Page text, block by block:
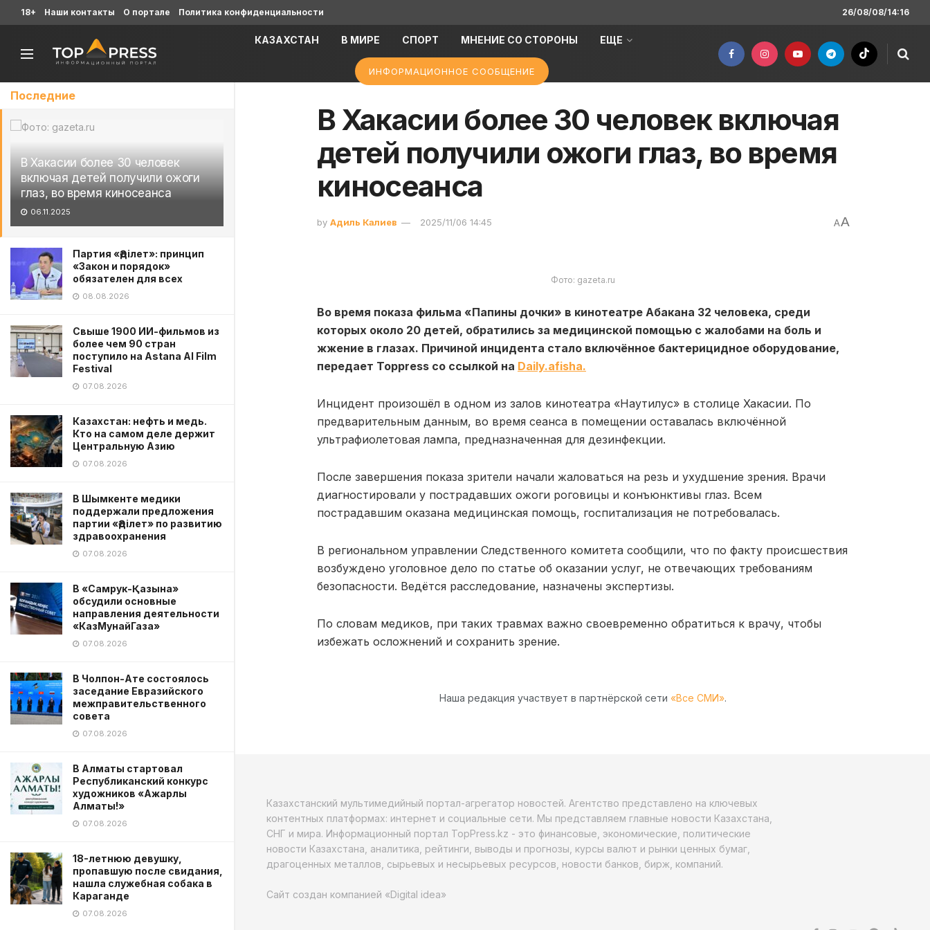
Последние
В Хакасии более 30 человек
включая детей получили ожоги
глаз, во время киносеанса
06.11.2025
Партия «Әділет»: принцип
«Закон и порядок»
обязателен для всех
08.08.2026
Свыше 1900 ИИ-фильмов из
более чем 90 стран
поступило на Astana AI Film
Festival
07.08.2026
Казахстан: нефть и медь.
Кто на самом деле держит
Центральную Азию
07.08.2026
В Шымкенте медики
поддержали предложения
партии «Әділет» по развитию
здравоохранения
07.08.2026
В «Самрук-Қазына»
обсудили основные
направления деятельности
«КазМунайГаза»
07.08.2026
В Чолпон-Ате состоялось
заседание Евразийского
межправительственного
совета
07.08.2026
В Алматы стартовал
Республиканский конкурс
художников «Ажарлы
Алматы!»
07.08.2026
18-летнюю девушку,
пропавшую после свидания,
нашла служебная собака в
Караганде
07.08.2026
18+ Наши контакты О портале Политика конфиденциальности 26/08/08/14:16
КАЗАХСТАН В МИРЕ СПОРТ МНЕНИЕ СО СТОРОНЫ ЕЩЕ
ИНФОРМАЦИОННОЕ СООБЩЕНИЕ
В Хакасии более 30 человек включая
детей получили ожоги глаз, во время
киносеанса
by Адиль Калиев 2025/11/06 14:45 AA
Фото: gazeta.ru
Во время показа фильма «Папины дочки» в кинотеатре Абакана 32 человека, среди
которых около 20 детей, обратились за медицинской помощью с жалобами на боль и
жжение в глазах. Причиной инцидента стало включённое бактерицидное оборудование,
передает Toppress со ссылкой на Daily.afisha.
Инцидент произошёл в одном из залов кинотеатра «Наутилус» в столице Хакасии. По
предварительным данным, во время сеанса в помещении оставалась включённой
ультрафиолетовая лампа, предназначенная для дезинфекции.
После завершения показа зрители начали жаловаться на резь и ухудшение зрения. Врачи
диагностировали у пострадавших ожоги роговицы и конъюнктивы глаз. Всем
пострадавшим оказана медицинская помощь, госпитализация не потребовалась.
В региональном управлении Следственного комитета сообщили, что по факту происшествия
возбуждено уголовное дело по статье об оказании услуг, не отвечающих требованиям
безопасности. Ведётся расследование, назначены экспертизы.
По словам медиков, при таких травмах важно своевременно обратиться к врачу, чтобы
избежать осложнений и сохранить зрение.
Наша редакция участвует в партнёрской сети «Все СМИ».
Казахстанский мультимедийный портал-агрегатор новостей. Агентство представлено на ключевых
контентных платформах: интернет и социальные сети. Мы представляем главные новости Казахстана,
СНГ и мира. Информационный портал TopPress.kz - это финансовые, экономические, политические
новости Казахстана, аналитика, рейтинги, выводы и прогнозы, курсы валют и рынки ценных бумаг,
драгоценных металлов, сырьевых и несырьевых ресурсов, новости банков, бирж, компаний.
Сайт создан компанией «Digital idea»